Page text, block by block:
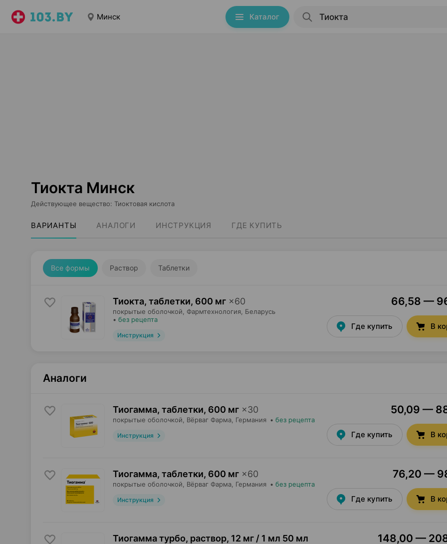
Минск Каталог
Тиокта Минск
Действующее вещество: Тиоктовая кислота
ВАРИАНТЫ АНАЛОГИ ИНСТРУКЦИЯ ГДЕ КУПИТЬ
Все формы Раствор Таблетки
Тиокта, таблетки, 600 мг ×60
покрытые оболочкой, Фармтехнология , Беларусь
• без рецепта
Инструкция
66,58 —
Где купить В
Аналоги
Тиогамма, таблетки, 600 мг ×30
покрытые оболочкой, Вёрваг Фарма , Германия • без рецепта
Инструкция
50,09 —
Где купить В
Тиогамма, таблетки, 600 мг ×60
покрытые оболочкой, Вёрваг Фарма , Германия • без рецепта
Инструкция
76,20 —
Где купить В
Тиогамма турбо, раствор, 12 мг / 1 мл 50 мл
148,00 —